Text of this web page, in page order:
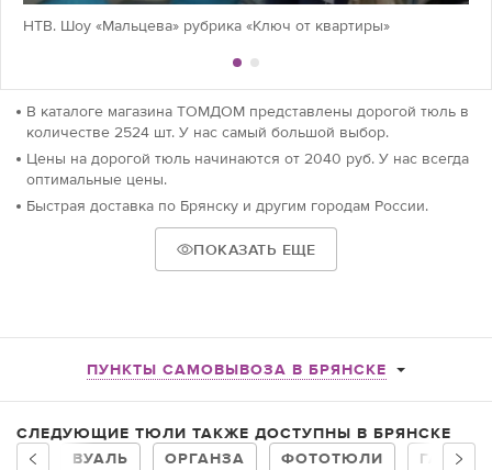
НТВ. Шоу «Мальцева» рубрика «Ключ от квартиры»
В каталоге магазина ТОМДОМ представлены дорогой тюль в
количестве 2524 шт. У нас самый большой выбор.
Цены на дорогой тюль начинаются от 2040 руб. У нас всегда
оптимальные цены.
Быстрая доставка по Брянску и другим городам России.
ПОКАЗАТЬ ЕЩЕ
ПУНКТЫ САМОВЫВОЗА В БРЯНСКЕ
СЛЕДУЮЩИЕ ТЮЛИ ТАКЖЕ ДОСТУПНЫ В БРЯНСКЕ
ВУАЛЬ
ОРГАНЗА ФОТОТЮЛИ